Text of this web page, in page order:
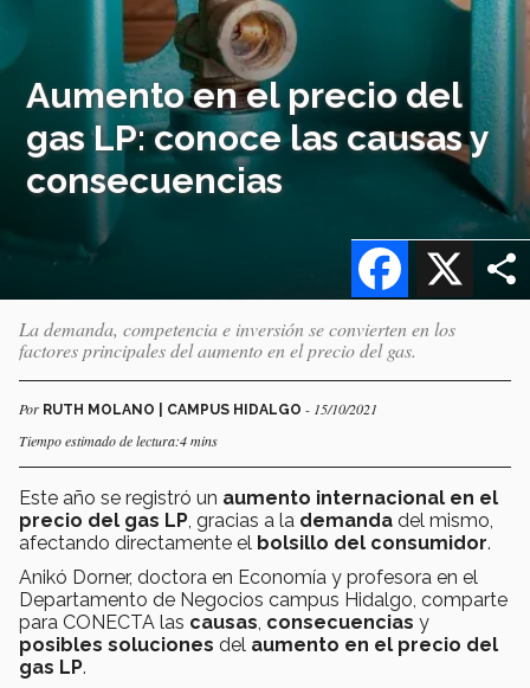
Aumento en el precio del
gas LP: conoce las causas y
consecuencias
X
Facebook
La demanda, competencia e inversión se convierten en los
factores principales del aumento en el precio del gas.
Por RUTH MOLANO | CAMPUS HIDALGO - 15/10/2021
Tiempo estimado de lectura:4 mins
Este año se registró un aumento internacional en el
precio del gas LP , gracias a la demanda del mismo,
afectando directamente el bolsillo del consumidor.
Anikó Dorner, doctora en Economía y profesora en el
Departamento de Negocios campus Hidalgo, comparte
para CONECTA las causas consecuencias y
posibles soluciones del aumento en el precio del
gas LP.